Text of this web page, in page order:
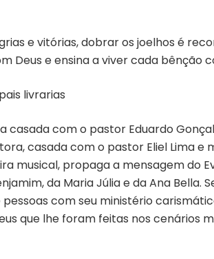
e vitórias, dobrar os joelhos é
Deus e ensina a viver cada bênção
livrarias
casada com o pastor Eduardo
casada com o pastor Eliel Lima e
musical, propaga a mensagem do
da Maria Júlia e da Ana Bella.
com seu ministério
que lhe foram feitas nos cenários